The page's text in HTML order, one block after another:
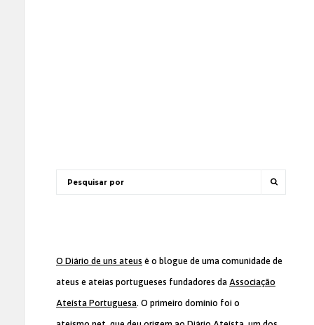
O Diário de uns ateus é o blogue de uma comunidade de
ateus e ateias portugueses fundadores da Associação
Ateísta Portuguesa. O primeiro domínio foi o